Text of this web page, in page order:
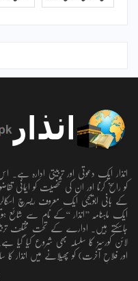
انذار ایک دعوتی اور تربیتی ادارہ
کو راسخ کرنا اور ان کی شخصیت کو ایمانی
کے بانی ابویحییٰ ایک معروف ریسرچ
ایک ماہنامہ ’’انذار ‘‘کے نام سے
جاسکتے ہیں۔ ادارے کے تحت مختلف
لائن کورسز کا سلسلہ بھی شروع کیا گیا
اور فلاحِ آخرت) کو پھیلانے میں انذار کا